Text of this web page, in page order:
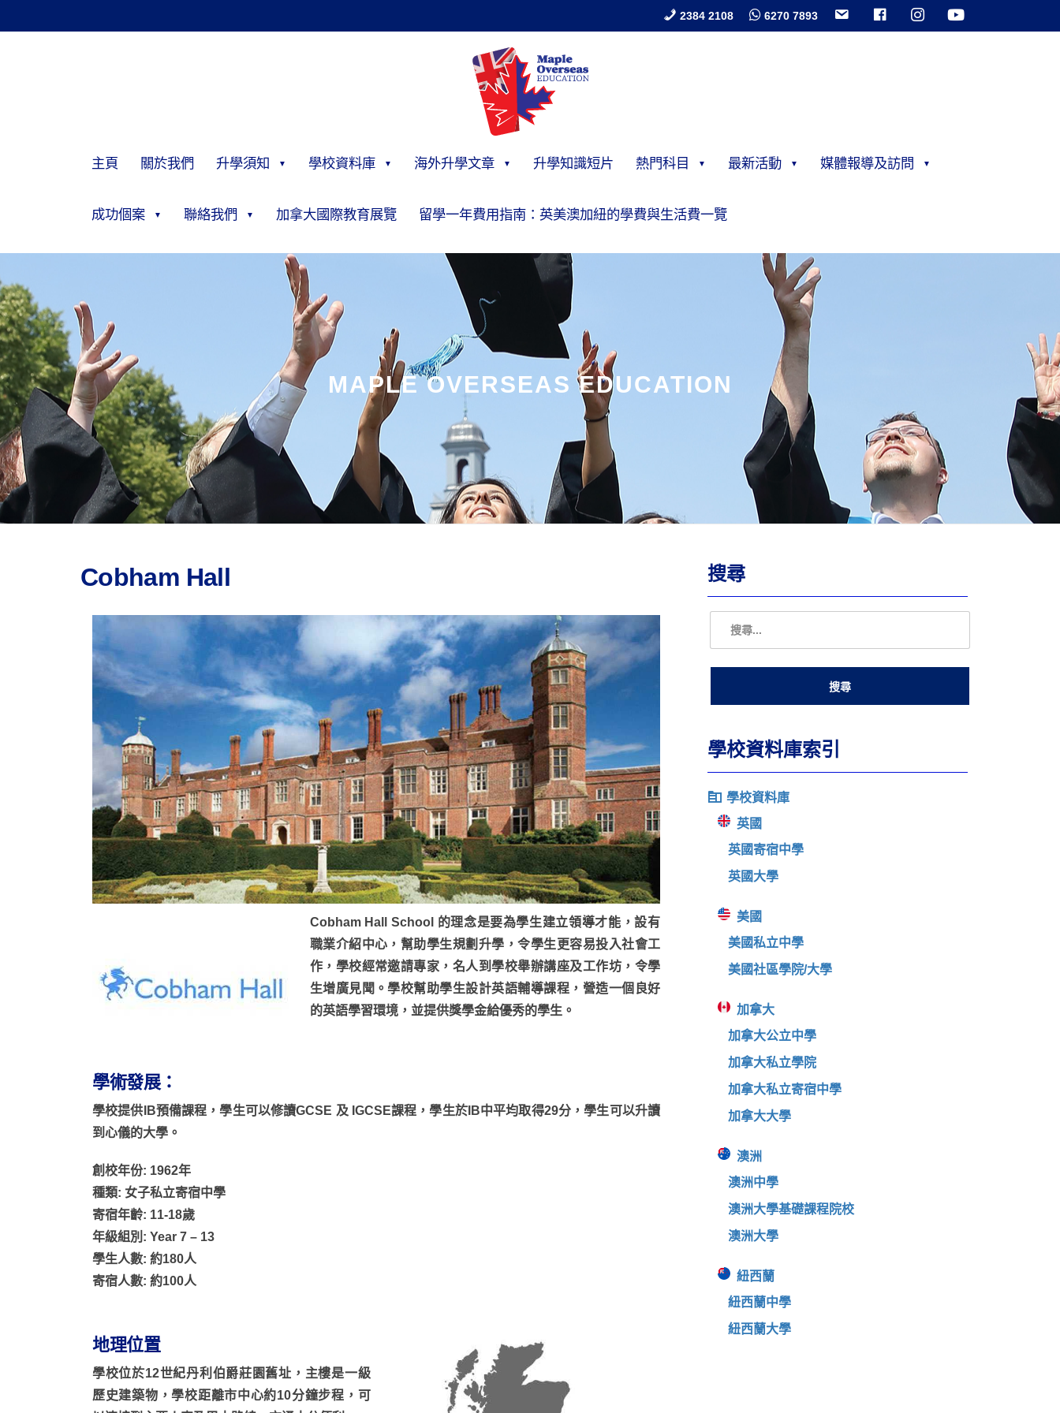
2384 2108 6270 7893
主頁 關於我們 升學須知 學校資料庫 海外升學文章 升學知識短片 熱門科目 最新活動 媒體報導及訪問
成功個案 聯絡我們 加拿大國際教育展覽 留學一年費用指南：英美澳加紐的學費與生活費一覽
MAPLE OVERSEAS EDUCATION
Cobham Hall
Cobham Hall School 的理念是要為學生建立領導才能，設有
職業介紹中心，幫助學生規劃升學，令學生更容易投入社會工
作，學校經常邀請專家，名人到學校舉辦講座及工作坊，令學
生增廣見聞。學校幫助學生設計英語輔導課程，營造一個良好
的英語學習環境，並提供獎學金給優秀的學生。
學術發展：
學校提供IB預備課程，學生可以修讀GCSE 及 IGCSE課程，學生於IB中平均取得29分，學生可以升讀
到心儀的大學。
創校年份: 1962年
種類: 女子私立寄宿中學
寄宿年齡: 11-18歲
年級組別: Year 7 – 13
學生人數: 約180人
寄宿人數: 約100人
地理位置
學校位於12世紀丹利伯爵莊園舊址，主樓是一級
歷史建築物，學校距離市中心約10分鐘步程，可
搜尋
學校資料庫索引
學校資料庫
英國
英國寄宿中學
英國大學
美國
美國私立中學
美國社區學院/大學
加拿大
加拿大公立中學
加拿大私立學院
加拿大私立寄宿中學
加拿大大學
澳洲
澳洲中學
澳洲大學基礎課程院校
澳洲大學
紐西蘭
紐西蘭中學
紐西蘭大學